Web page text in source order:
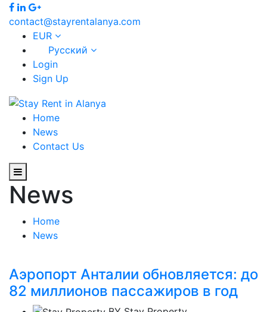
contact@stayrentalanya.com
EUR
Русский
Login
Sign Up
Home
News
Contact Us
News
Home
News
Аэропорт Анталии обновляется: до
82 миллионов пассажиров в год